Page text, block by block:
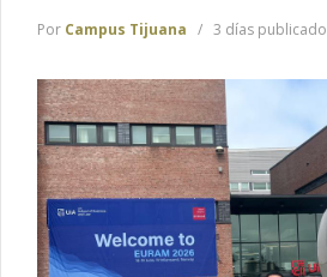
Por Campus Tijuana 3 días publicado